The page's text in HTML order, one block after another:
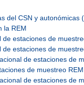
del CSN y autonómicas
la REM
estaciones de
estaciones de
de estaciones de
de muestreo
de estaciones de